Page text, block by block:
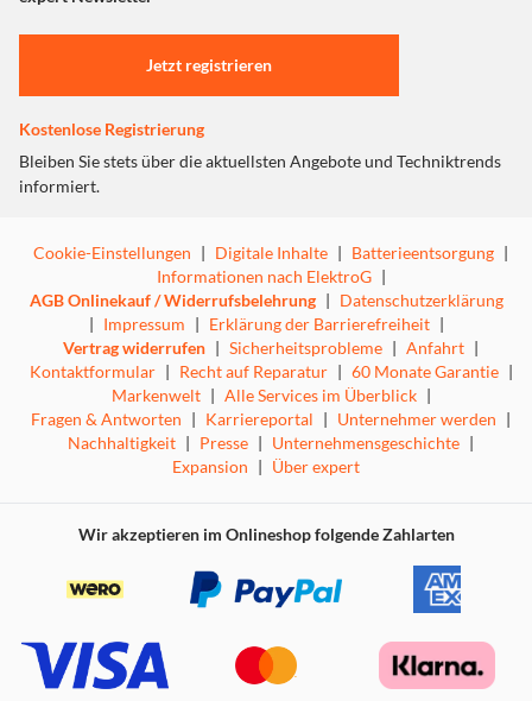
Einstellungen anpassen
Jetzt registrieren
Kostenlose Registrierung
Bleiben Sie stets über die aktuellsten Angebote und Techniktrends
informiert.
Cookie-Einstellungen | Digitale Inhalte | Batterieentsorgung |
Informationen nach ElektroG |
AGB Onlinekauf / Widerrufsbelehrung | Datenschutzerklärung
| Impressum | Erklärung der Barrierefreiheit |
Vertrag widerrufen | Sicherheitsprobleme | Anfahrt |
Kontaktformular | Recht auf Reparatur | 60 Monate Garantie |
Markenwelt | Alle Services im Überblick |
Fragen & Antworten | Karriereportal | Unternehmer werden |
Nachhaltigkeit | Presse | Unternehmensgeschichte |
Expansion | Über expert
Wir akzeptieren im Onlineshop folgende Zahlarten